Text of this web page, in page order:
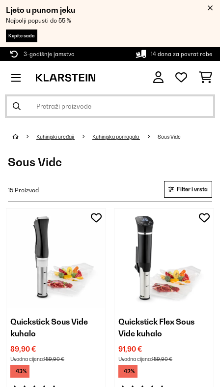
Ljeto u punom jeku
Najbolji popusti do 55 %
Kupite sada
3-godišnje jamstvo 14 dana za povrat robe
Kuhinjski uređaji Kuhinjska pomagala Sous Vide
Sous Vide
15 Proizvod Filter i vrsta
Quickstick Sous Vide
kuhalo
89,90 €
Uvodna cijena:159,90 €
-43%
Quickstick Flex Sous
Vide kuhalo
91,90 €
Uvodna cijena:159,90 €
-42%